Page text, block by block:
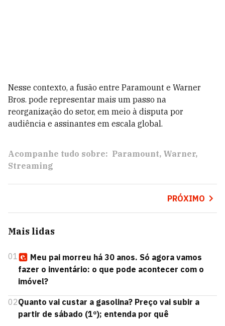
Nesse contexto, a fusão entre Paramount e Warner
Bros. pode representar mais um passo na
reorganização do setor, em meio à disputa por
audiência e assinantes em escala global.
Acompanhe tudo sobre: Paramount Warner
Streaming
PRÓXIMO
Mais lidas
01
Meu pai morreu há 30 anos. Só agora vamos
fazer o inventário: o que pode acontecer com o
imóvel?
02Quanto vai custar a gasolina? Preço vai subir a
partir de sábado (1º); entenda por quê